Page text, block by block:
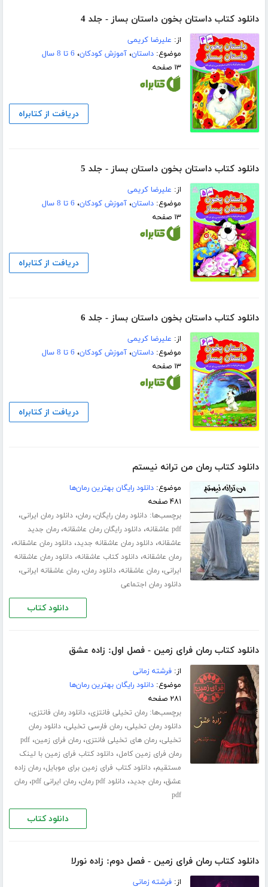
دانلود کتاب داستان بخون داستان بساز - جلد 4
از: علیرضا کریمی
موضوع:داستان،آموزش کودکان، 6 تا 8 سال
۱۳ صفحه
دریافت از کتابراه
دانلود کتاب داستان بخون داستان بساز - جلد 5
از: علیرضا کریمی
موضوع:داستان،آموزش کودکان، 6 تا 8 سال
۱۳ صفحه
دریافت از کتابراه
دانلود کتاب داستان بخون داستان بساز - جلد 6
از: علیرضا کریمی
موضوع:داستان،آموزش کودکان، 6 تا 8 سال
۱۳ صفحه
دریافت از کتابراه
دانلود کتاب رمان من ترانه نیستم
موضوع:دانلود رایگان بهترین رمان‌ها
۴۸۱ صفحه
برچسب‌ها:دانلود رمان رایگان،رمان،دانلود رمان ایرانی،
pdf عاشقانه ،دانلود رایگان رمان عاشقانه،رمان جدید
عاشقانه،دانلود رمان عاشقانه جدید،دانلود رمان عاشقانه،
رمان عاشقانه،دانلود کتاب عاشقانه،دانلود رمان عاشقانه
ایرانی،رمان عاشقانه،دانلود رمان،رمان عاشقانه ایرانی،
دانلود رمان اجتماعی
دانلود کتاب
دانلود کتاب رمان فرای زمین - فصل اول: زاده عشق
از:فرشته زمانی
موضوع:دانلود رایگان بهترین رمان‌ها
۲۸۱ صفحه
برچسب‌ها:رمان تخیلی فانتزی،دانلود رمان فانتزی،
دانلود رمان تخیلی،رمان فارسی تخیلی،دانلود رمان
تخیلی،رمان های تخیلی فانتزی،رمان فرای زمین،pdf
رمان فرای زمین کامل،دانلود کتاب فرای زمین با لینک
مستقیم،دانلود کتاب فرای زمین برای موبایل،رمان زاده
عشق،رمان جدید،دانلود pdf رمان ،رمان ایرانی pdf ،رمان
pdf
دانلود کتاب
دانلود کتاب رمان فرای زمین - فصل دوم: زاده نورلا
از:فرشته زمانی